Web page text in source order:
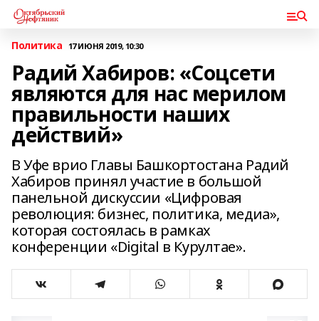
Политика 17 ИЮНЯ 2019, 10:30
Радий Хабиров: «Соцсети
являются для нас мерилом
правильности наших
действий»
В Уфе врио Главы Башкортостана Радий
Хабиров принял участие в большой
панельной дискуссии «Цифровая
революция: бизнес, политика, медиа»,
которая состоялась в рамках
конференции «Digital в Курултае».